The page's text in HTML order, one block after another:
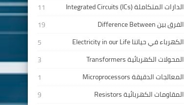
الدارات المتكاملة Integrated Circuits (ICs)
11
الفرق بين Difference Between
19
الكهرباء في حياتنا Electricity in our Life
5
المحولات الكهربائية Transformers
3
المعالجات الدقيقة Microprocessors
1
المقاومات الكهربائية Resistors
9